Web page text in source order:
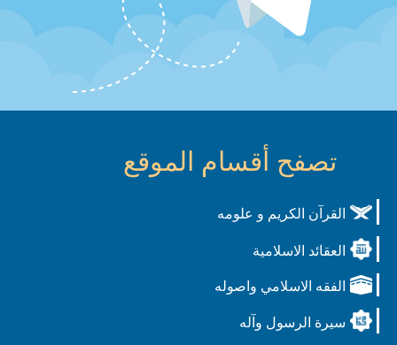
تصفح أقسام الموقع
القرآن الكريم و علومه
العقائد الاسلامية
الفقه الاسلامي واصوله
سيرة الرسول وآله